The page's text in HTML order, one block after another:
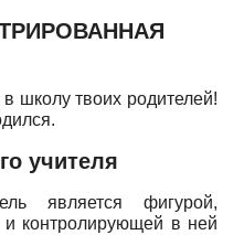
школу твоих родителей!
учителя
является фигурой,
контролирующей в ней